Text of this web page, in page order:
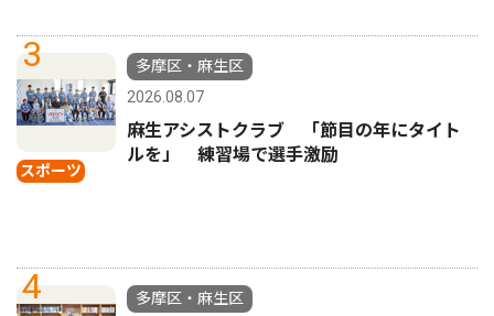
3
スポーツ
多摩区・麻生区
2026.08.07
麻生アシストクラブ 「節目の年にタイト
ルを」 練習場で選手激励
4
多摩区・麻生区